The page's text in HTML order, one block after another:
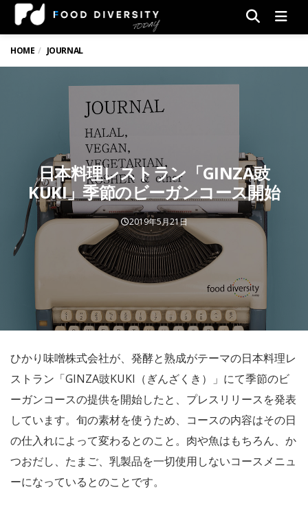
HOME JOURNAL
日本料理レストラン「GINZA豉
KUKI」季節のビーガンコース開始
2019年5月21日
ひかり味噌株式会社が、発酵と熟成がテーマの日本料理レ
ストラン「GINZA豉KUKI（ぎんざくき）
」にて季節のビ
ーガンコースの提供を開始したと、プレスリリースを発表
しています。旬の素材を使うため、コースの内容はその日
の仕入れによって変わるとのこと。肉や魚はもちろん、か
つおだし、たまご、乳製品を一切使用しないコースメニュ
ーになっているとのことです。